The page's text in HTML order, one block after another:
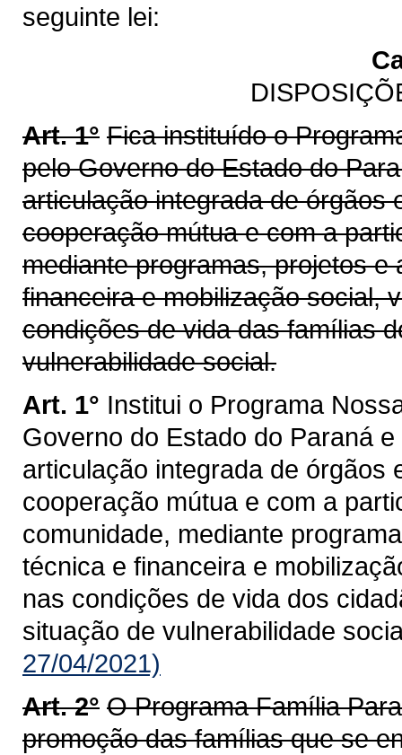
seguinte lei:
Art. 1° Fica instituído o
pelo Governo do Estado do
articulação integrada de órgãos
cooperação mútua e com a
mediante programas, projetos
financeira e mobilização social,
condições de vida das famílias
vulnerabilidade social.
Art. 1° Institui o Programa
Governo do Estado do Paraná
articulação integrada de órgãos
cooperação mútua e com a
comunidade, mediante
técnica e financeira e
nas condições de vida dos
situação de vulnerabilidade
27/04/2021)
Art. 2° O Programa Família
promoção das famílias que se